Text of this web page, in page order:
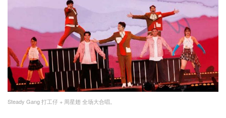
Steady Gang 打⼯仔 + 周星翅 全场大合唱。